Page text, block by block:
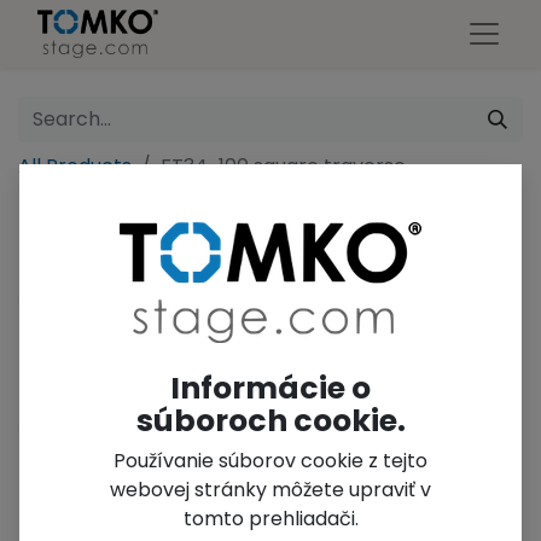
All Products FT34-100 square traverse
Informácie o
súboroch cookie.
Používanie súborov cookie z tejto
webovej stránky môžete upraviť v
tomto prehliadači.